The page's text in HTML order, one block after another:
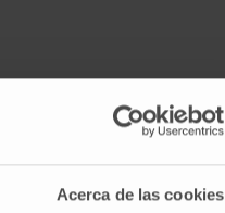
Acerca de las cookies